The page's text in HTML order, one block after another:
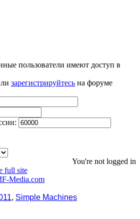
пользователи имеют доступ в
зарегистрируйтесь на форуме
You're not logged in
full site
Media.com
, Simple Machines